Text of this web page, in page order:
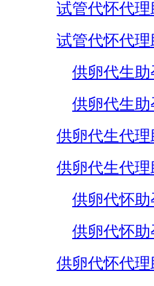
试管代怀代理
试管代怀代理
供卵代生助
供卵代生助
供卵代生代理
供卵代生代理
供卵代怀助
供卵代怀助
供卵代怀代理